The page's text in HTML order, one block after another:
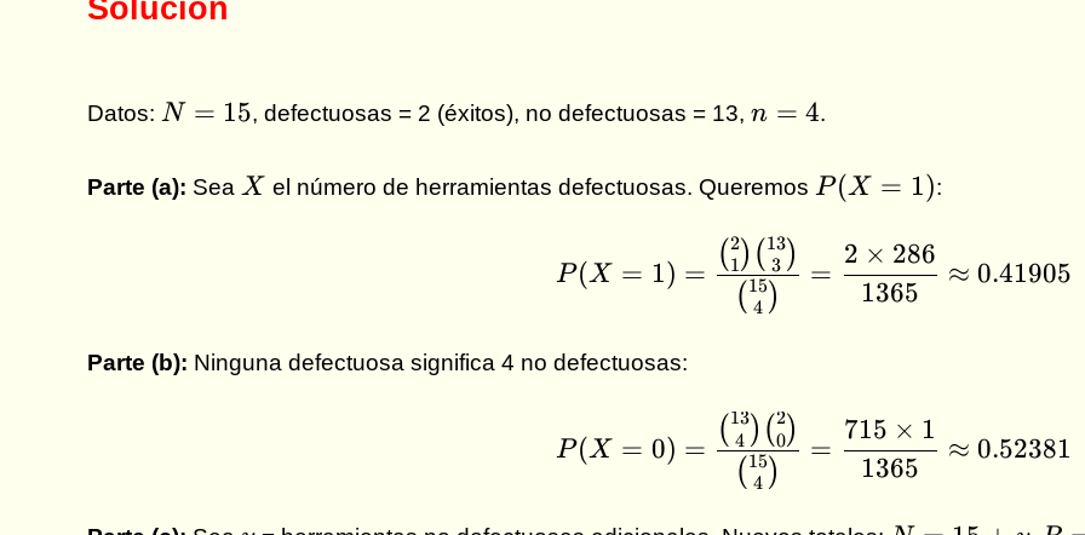
Solución
Datos: N
15
N = 15, defectuosas = 2 (éxitos), no defectuosas = 13,n
n = 4.
Parte (a): Sea X
X el número de herramientas defectuosas. Queremos P(X
P (X = 1):
P(X = 1) =
P(X = 1) =
( 4
15)
(1
2) ( 3
13)
=
1365
2 × 286
≈ 0.41905
Parte (b): Ninguna defectuosa significa 4 no defectuosas:
P(X = 0) =
P(X = 0) =
( 4
15)
( 4
13) (0
2)
=
1365
715 × 1
≈ 0.52381